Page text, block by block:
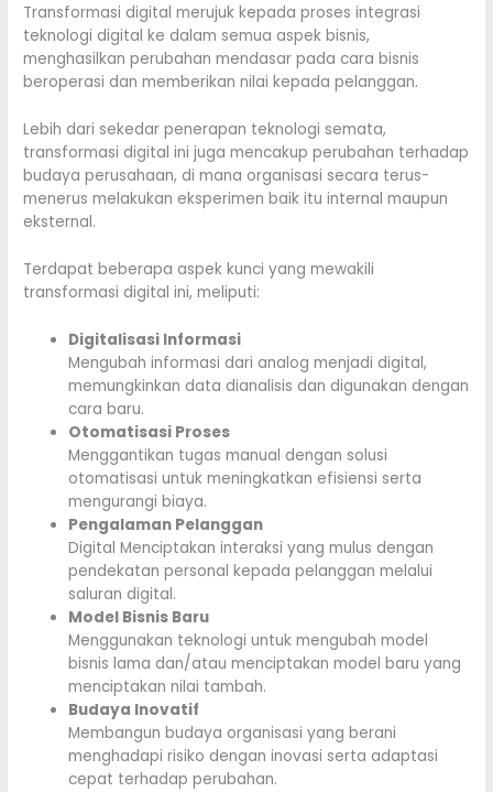
Transformasi digital merujuk kepada proses integrasi
teknologi digital ke dalam semua aspek bisnis,
menghasilkan perubahan mendasar pada cara bisnis
beroperasi dan memberikan nilai kepada pelanggan.
Lebih dari sekedar penerapan teknologi semata,
transformasi digital ini juga mencakup perubahan terhadap
budaya perusahaan, di mana organisasi secara terus-
menerus melakukan eksperimen baik itu internal maupun
eksternal.
Terdapat beberapa aspek kunci yang mewakili
transformasi digital ini, meliputi:
Digitalisasi Informasi
Mengubah informasi dari analog menjadi digital,
memungkinkan data dianalisis dan digunakan dengan
cara baru.
Otomatisasi Proses
Menggantikan tugas manual dengan solusi
otomatisasi untuk meningkatkan efisiensi serta
mengurangi biaya.
Pengalaman Pelanggan
Digital Menciptakan interaksi yang mulus dengan
pendekatan personal kepada pelanggan melalui
saluran digital.
Model Bisnis Baru
Menggunakan teknologi untuk mengubah model
bisnis lama dan/atau menciptakan model baru yang
menciptakan nilai tambah.
Budaya Inovatif
Membangun budaya organisasi yang berani
menghadapi risiko dengan inovasi serta adaptasi
cepat terhadap perubahan.